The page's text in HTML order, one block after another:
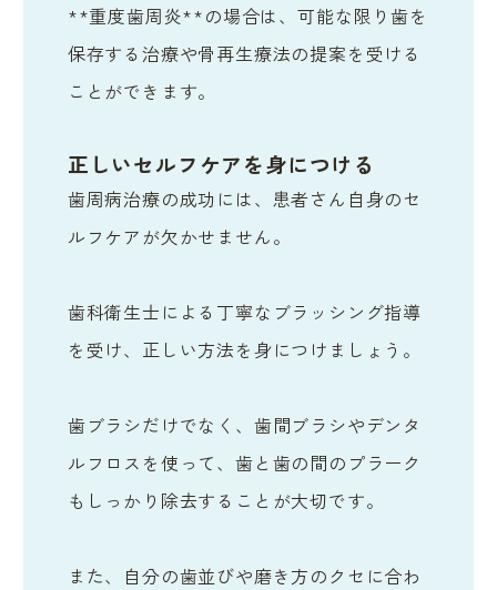
**重度歯周炎**の場合は、可能な限り歯を
保存する治療や骨再生療法の提案を受ける
ことができます。
正しいセルフケアを身につける
歯周病治療の成功には、患者さん自身のセ
ルフケアが欠かせません。
歯科衛生士による丁寧なブラッシング指導
を受け、正しい方法を身につけましょう。
歯ブラシだけでなく、歯間ブラシやデンタ
ルフロスを使って、歯と歯の間のプラーク
もしっかり除去することが大切です。
また、自分の歯並びや磨き方のクセに合わ